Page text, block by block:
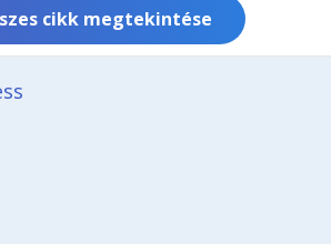
cikk megtekintése